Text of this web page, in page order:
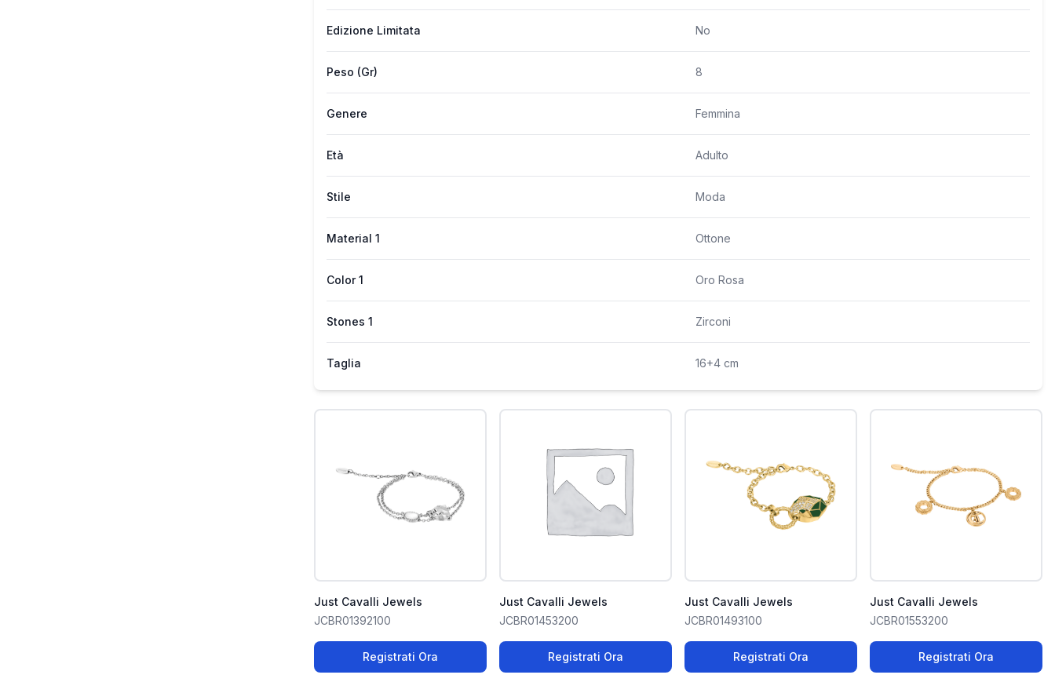
Edizione Limitata No
Peso (Gr) 8
Genere Femmina
Età Adulto
Stile Moda
Material 1 Ottone
Color 1 Oro Rosa
Stones 1 Zirconi
Taglia 16+4 cm
Just Cavalli Jewels
JCBR01392100
Registrati Ora
Just Cavalli Jewels
JCBR01453200
Registrati Ora
Just Cavalli Jewels
JCBR01493100
Registrati Ora
Just Cavalli Jewels
JCBR01553200
Registrati Ora